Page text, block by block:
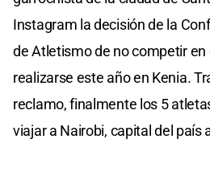
Instagram la decisión de la
de Atletismo de no competir en
realizarse este año en Kenia.
reclamo, finalmente los 5
viajar a Nairobi, capital del país